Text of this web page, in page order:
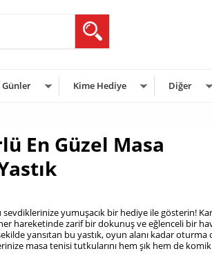
Günler Kime Hediye Diğer
En Güzel Masa
yumuşacık bir hediye ile gösterin!
hareketinde zarif bir dokunuş ve eğlenceli bir
yansıtan bu yastık, oyun alanı kadar oturma
masa tenisi tutkularını hem şık hem de